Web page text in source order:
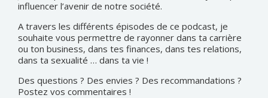
influencer l’avenir de notre société.
A travers les différents épisodes de ce podcast, je
souhaite vous permettre de rayonner dans ta carrière
ou ton business, dans tes finances, dans tes relations,
dans ta sexualité … dans ta vie !
Des questions ? Des envies ? Des recommandations ?
Postez vos commentaires !